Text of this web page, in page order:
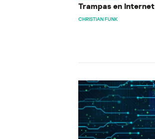
Trampas en Internet
CHRISTIAN FUNK